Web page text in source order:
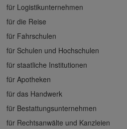
für Logistikunternehmen
für die Reise
für Fahrschulen
für Schulen und Hochschulen
für staatliche Institutionen
für Apotheken
für das Handwerk
für Bestattungsunternehmen
für Rechtsanwälte und Kanzleien